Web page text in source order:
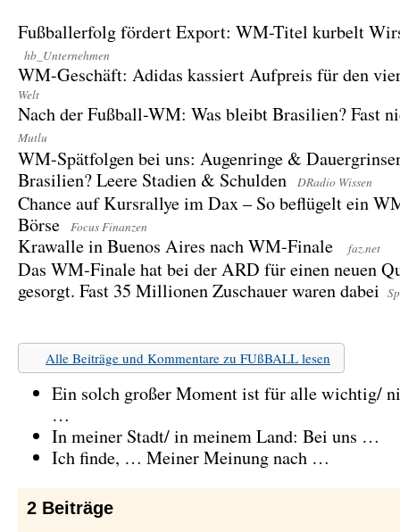
Fußballerfolg fördert Export: WM-Titel kurbelt
hb_Unternehmen
WM-Geschäft: Adidas kassiert Aufpreis für den
Welt
Nach der Fußball-WM: Was bleibt Brasilien? Fast
Mutlu
WM-Spätfolgen bei uns: Augenringe &
Brasilien? Leere Stadien & Schulden
DRadio Wissen
Chance auf Kursrallye im Dax – So beflügelt ein
Börse
Focus Finanzen
Krawalle in Buenos Aires nach WM-Finale faz.net
Das WM-Finale hat bei der ARD für einen neuen
gesorgt. Fast 35 Millionen Zuschauer waren dabei
Alle Beiträge und Kommentare zu FUßBALL lesen
Ein solch großer Moment ist für alle wichtig/
…
In meiner Stadt/ in meinem Land: Bei uns …
Ich finde, … Meiner Meinung nach …
2 Beiträge